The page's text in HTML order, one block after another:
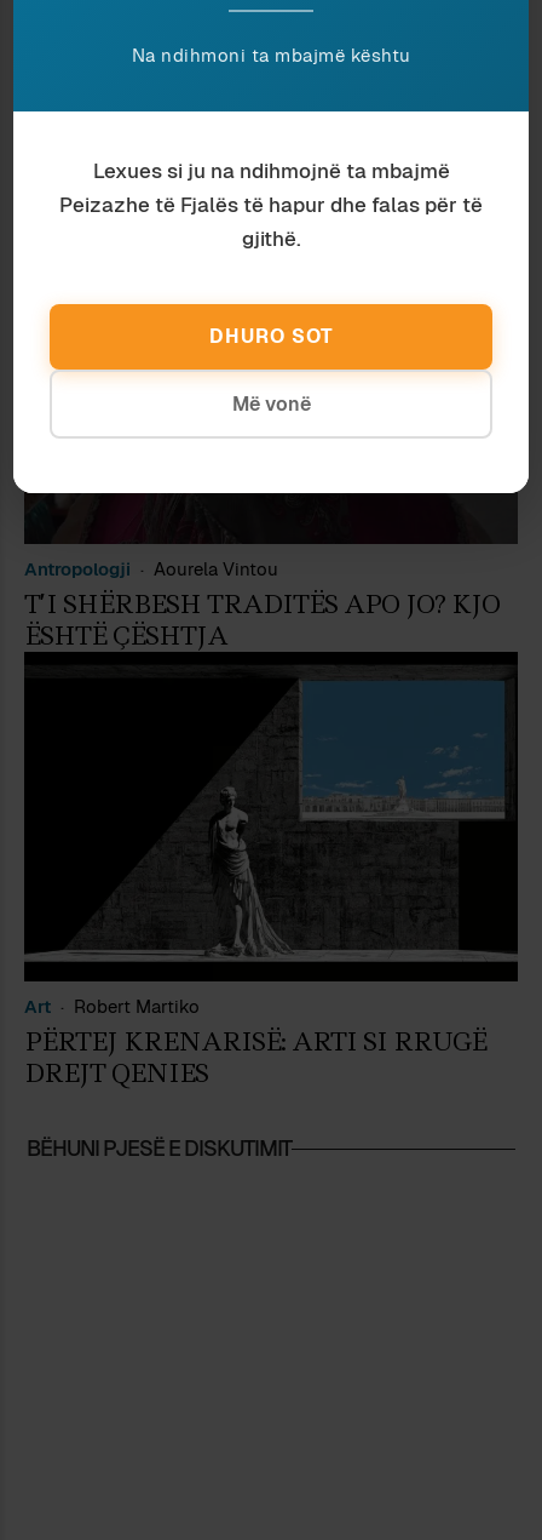
Antropologji Ardian Vehbiu
TË VRASËSH ME MUZIKË
Antropologji Aourela Vintou
T’I SHËRBESH TRADITËS APO JO? KJO
ËSHTË ÇËSHTJA
Art Robert Martiko
PËRTEJ KRENARISË: ARTI SI RRUGË
DREJT QENIES
BËHUNI PJESË E DISKUTIMIT
Na ndihmoni ta mbajmë kështu
Lexues si ju na ndihmojnë ta mbajmë
Peizazhe të Fjalës të hapur dhe falas për të
gjithë.
DHURO SOT
Më vonë